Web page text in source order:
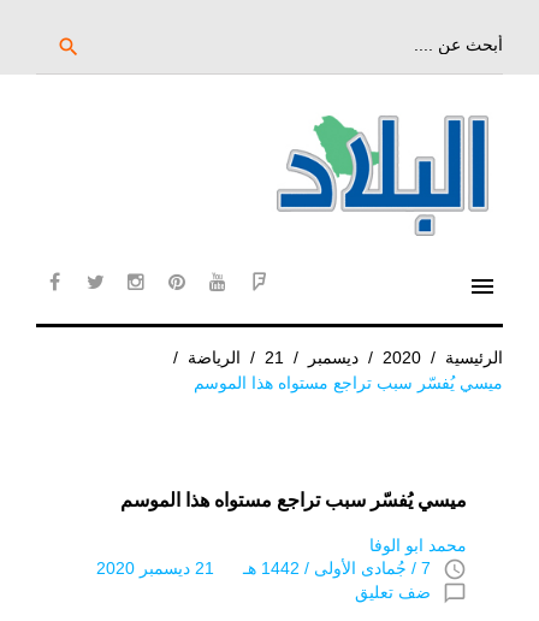
search
menu
الرئيسية /
2020
/ ديسمبر /
21
/ الرياضة /
ميسي يُفسّر سبب تراجع مستواه هذا الموسم
ميسي يُفسّر سبب تراجع مستواه هذا الموسم
محمد ابو الوفا
access_time 7 / جُمادى اﻷولى / 1442 هـ 21 ديسمبر 2020
chat_bubble_outline ضف تعليق